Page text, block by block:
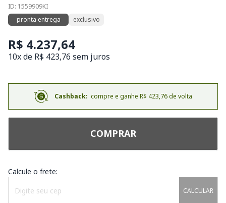
ID: 1559909KI
pronta entrega
exclusivo
R$ 4.237,64
10x de R$ 423,76 sem juros
Cashback: compre e ganhe R$ 423,76 de volta
COMPRAR
Calcule o frete:
CALCULAR